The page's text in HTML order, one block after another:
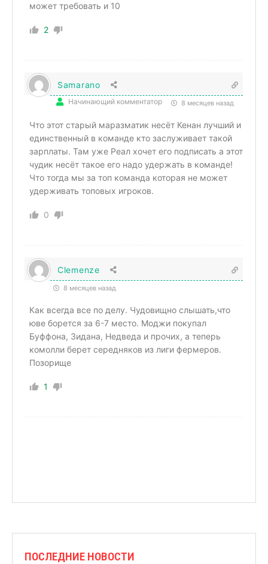
может требовать и 10
2
Samarano
Начинающий комментатор 8 месяцев назад
Что этот старый маразматик несёт Кенан лучший и
единственный в команде кто заслуживает такой
зарплаты. Там уже Реал хочет его подписать а этот
чудик несёт такое его надо удержать в команде!
Что тогда мы за топ команда которая не может
удерживать топовых игроков.
0
Clemenze
8 месяцев назад
Как всегда все по делу. Чудовищно слышать,что
юве борется за 6-7 место. Моджи покупал
Буффона, Зидана, Недведа и прочих, а теперь
комолли берет середняков из лиги фермеров.
Позорище
1
ПОСЛЕДНИЕ НОВОСТИ